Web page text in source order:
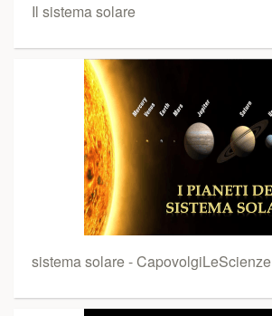
Il sistema solare
sistema solare - CapovolgiLeScienze